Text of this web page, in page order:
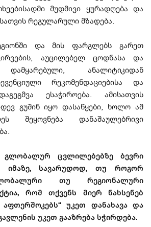
მუდმივი ყურადღება და
რეგულარული მზადება.
და მის ფარგლებს გარეთ
აუცილებელ ცოდნასა და
დამყარებული, ანალიტიკიდან
რეკომენდაციებისა და
ესაჭიროება. ამისათვის
გუშინ იყო დასაწყები, ხოლო ამ
შეყოვნება დანაშაულებრივი
ცვლილებებზე ბევრი
იმაზე, სავარუდოდ, თუ როგორ
თუ რეგიონალური
რომ თქვენს მიერ ნახსენებ
აფთერშოკებს“ უკეთ დანახავა და
უკეთ გააზრება სჭირდება.